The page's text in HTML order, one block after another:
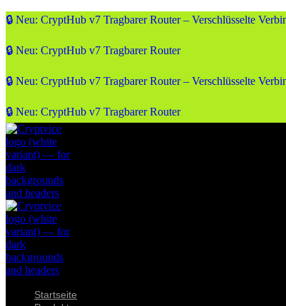
🔒 Neu: CryptHub v7 Tragbarer Router – Verschlüsselte
🔒 Neu: CryptHub v7 Tragbarer Router
🔒 Neu: CryptHub v7 Tragbarer Router – Verschlüsselte
🔒 Neu: CryptHub v7 Tragbarer Router
Startseite